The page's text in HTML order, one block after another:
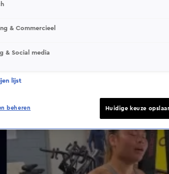
& Commercieel
& Social media
lijst
beheren Huidige keuze